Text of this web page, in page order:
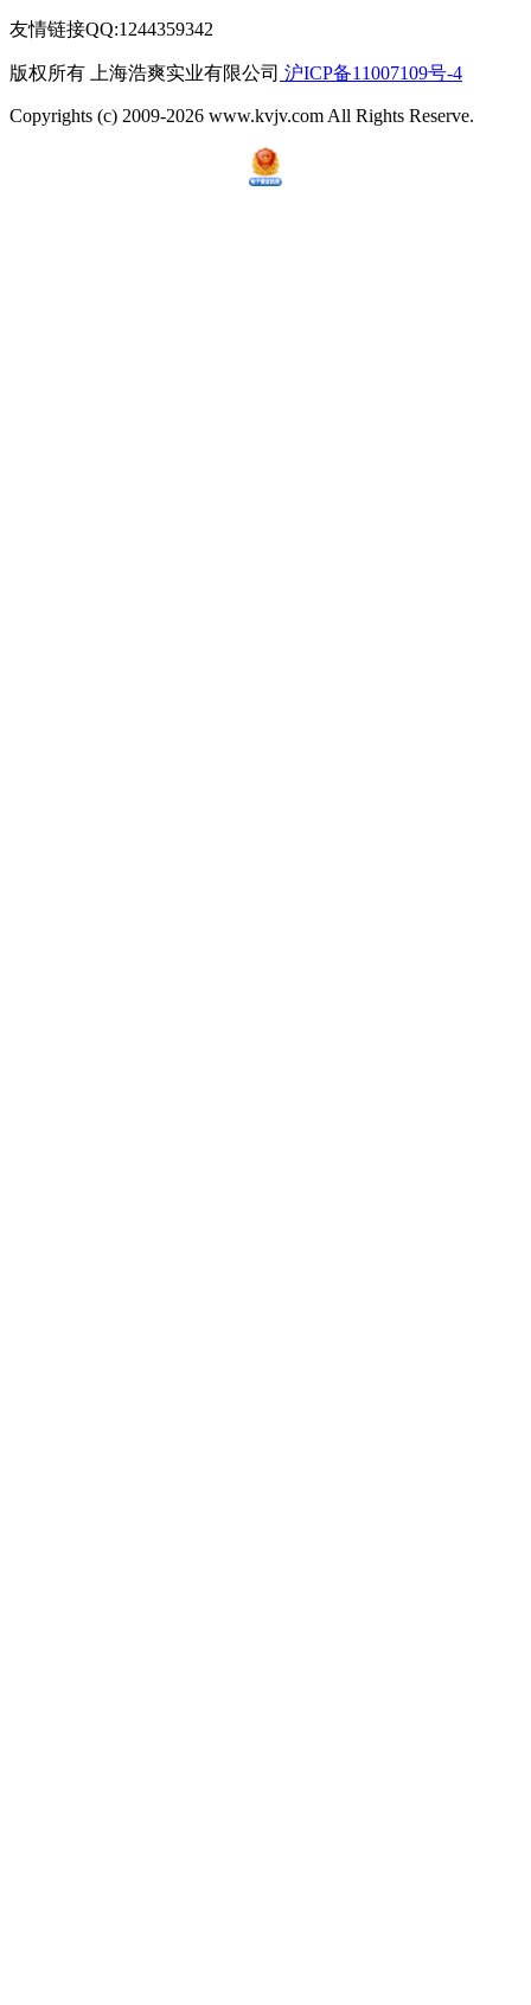
友情链接QQ:1244359342
版权所有 上海浩爽实业有限公司 沪ICP备11007109号-4
Copyrights (c) 2009-2026 www.kvjv.com All Rights Reserve.